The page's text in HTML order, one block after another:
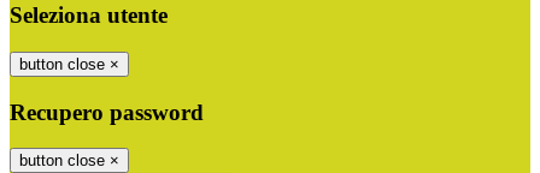
Seleziona utente
button close ×
Recupero password
button close ×